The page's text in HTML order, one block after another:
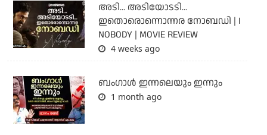
അടി... അടിയോടടി...
ഇതൊരൊന്നൊന്നര നോബഡി | I
NOBODY | MOVIE REVIEW
4 weeks ago
ബംഗാള്‍ ഇന്നലെയും ഇന്നും
1 month ago